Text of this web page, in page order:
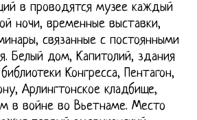
в проводятся музее каждый
ночи, временные выставки,
связанные с постоянными
Белый дом, Капитолий, здания
Конгресса, Пентагон,
Арлингтонское кладбище,
в войне во Вьетнаме. Место